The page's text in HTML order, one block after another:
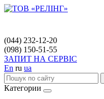
(044) 232-12-20
(098) 150-51-55
ЗАПИТ НА СЕРВІС
En ru ua
Категории